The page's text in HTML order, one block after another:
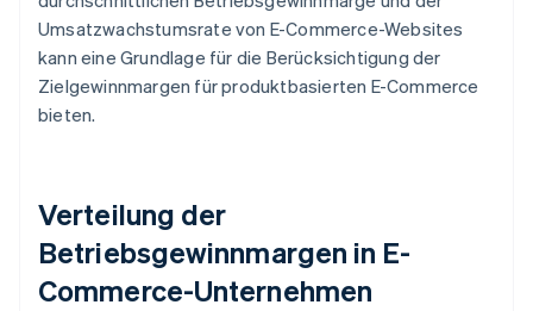
Umsatzwachstumsrate von E-Commerce-Websites
kann eine Grundlage für die Berücksichtigung der
Zielgewinnmargen für produktbasierten E-Commerce
bieten.
Verteilung der
Betriebsgewinnmargen in E-
Commerce-Unternehmen